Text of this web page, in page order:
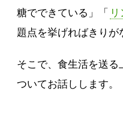
糖でできている」「
リ
題点を挙げればきりが
そこで、食生活を送
ついてお話しします。